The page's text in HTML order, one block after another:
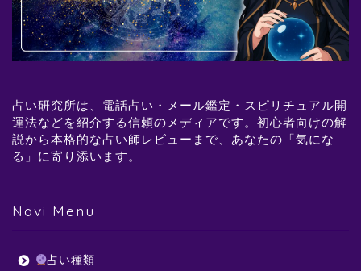
占い研究所は、電話占い・メール鑑定・スピリチュアル開
運法などを紹介する信頼のメディアです。初心者向けの解
説から本格的な占い師レビューまで、あなたの「気にな
る」に寄り添います。
Navi Menu
占い種類